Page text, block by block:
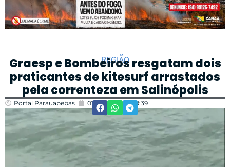
REGIÃO
Graesp e Bombeiros resgatam dois
praticantes de kitesurf arrastados
pela correnteza em Salinópolis
Portal Parauapebas 07/06/2026 19:39